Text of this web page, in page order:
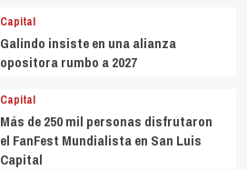
Capital
Galindo insiste en una alianza
opositora rumbo a 2027
Capital
Más de 250 mil personas disfrutaron
el FanFest Mundialista en San Luis
Capital